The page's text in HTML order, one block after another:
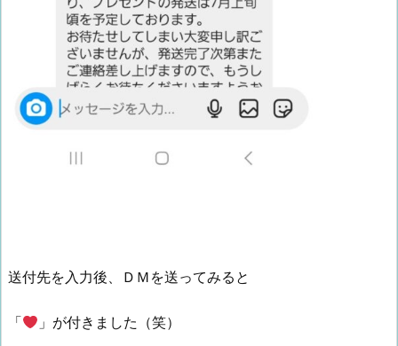
送付先を入力後、ＤＭを送ってみると
「 」が付きました（笑）